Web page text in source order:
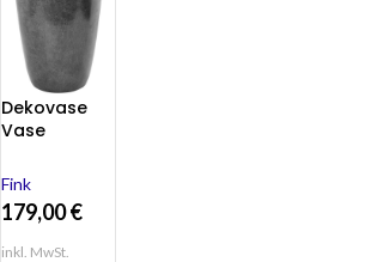
Dekovase
Vase
Porzellan
grau,
silberfarben
Deko
Fink
179,00€
inkl. MwSt.